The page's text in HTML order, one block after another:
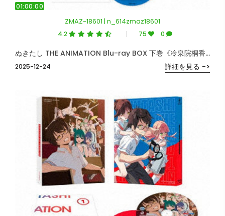
01:00:00
ZMAZ-18601 | n_614zmaz18601
4.2 75 0
2025-12-24
ぬきたし THE ANIMATION Blu-ray BOX 下巻《冷泉院桐香 抱き枕カバー付き完全数量限定版》 （ブルーレイディスク）
詳細を見る ->